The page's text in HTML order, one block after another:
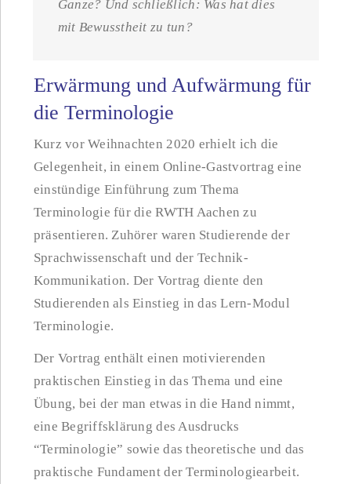
Ganze? Und schließlich: Was hat dies
mit Bewusstheit zu tun?
Erwärmung und Aufwärmung für
die Terminologie
Kurz vor Weihnachten 2020 erhielt ich die
Gelegenheit, in einem Online-Gastvortrag eine
einstündige Einführung zum Thema
Terminologie für die RWTH Aachen zu
präsentieren. Zuhörer waren Studierende der
Sprachwissenschaft und der Technik-
Kommunikation. Der Vortrag diente den
Studierenden als Einstieg in das Lern-Modul
Terminologie.
Der Vortrag enthält einen motivierenden
praktischen Einstieg in das Thema und eine
Übung, bei der man etwas in die Hand nimmt,
eine Begriffsklärung des Ausdrucks
“Terminologie” sowie das theoretische und das
praktische Fundament der Terminologiearbeit.